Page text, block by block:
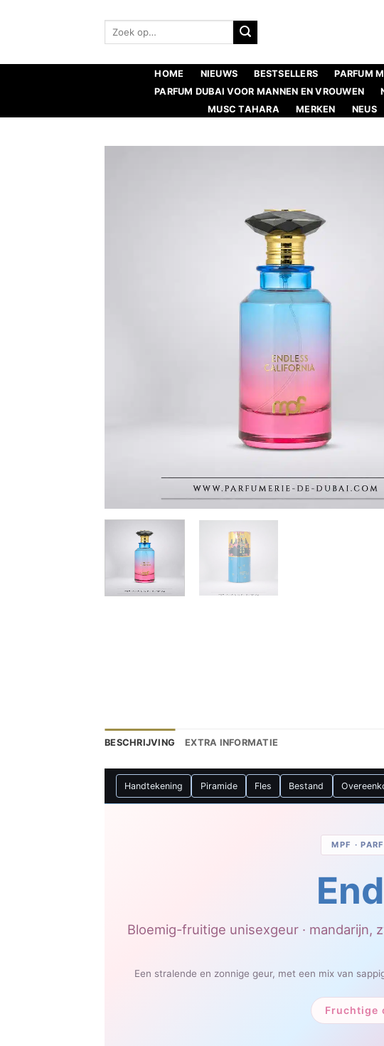
Zoeken:
HOME NIEUWS BESTSELLERS PARFUM
PARFUM DUBAI VOOR MANNEN EN VROUWEN
MUSC TAHARA
MERKEN NEUS
BESCHRIJVING EXTRA INFORMATIE
Handtekening Piramide Fles Bestand
MPF ·
Bloemig-fruitige unisexgeur · mandarijn,
Een stralende en zonnige geur, met een mix van
Fruchtige